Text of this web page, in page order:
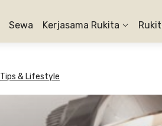
Sewa Kerjasama Rukita
Tips & Lifestyle